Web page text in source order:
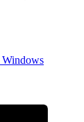
Windows